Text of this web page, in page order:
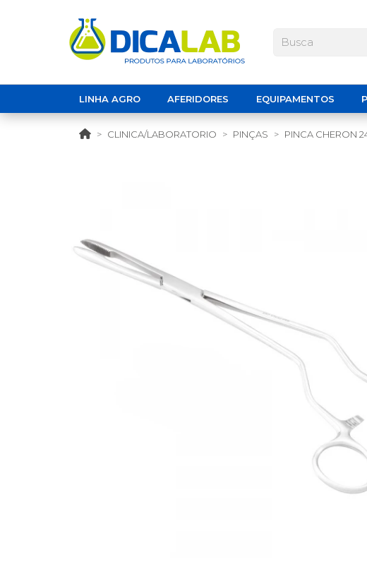
LINHA AGRO AFERIDORES EQUIPAMENTOS
CLINICA/LABORATORIO PINÇAS PINCA CHERON